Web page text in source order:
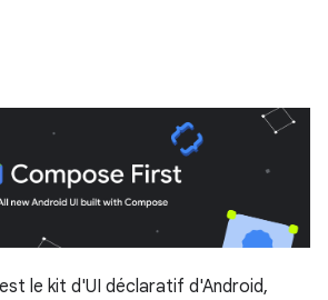
le kit d'UI déclaratif d'Android,